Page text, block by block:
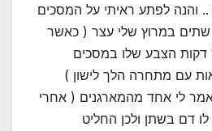
והנה לפתע ראיתי על המסכים
במרוץ שלי עצר ( כאשר
רץ עצר למעבר ל– 15 דקות הצבע שלו במסכים
עם מתחרה הלך לישון )
לי אחד מהמארגנים ( אחרי
דם בשתן ולכן החליט